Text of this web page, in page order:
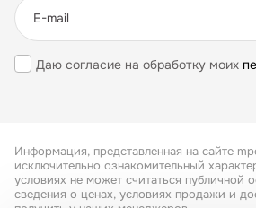
Даю согласие на обработку моих
Информация, представленная на сайте
исключительно ознакомительный
условиях не может считаться публичной
сведения о ценах, условиях продажи и